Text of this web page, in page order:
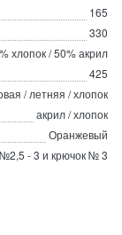
165
330
хлопок / 50% акрил
425
/ летняя / хлопок
акрил / хлопок
Оранжевый
- 3 и крючок № 3